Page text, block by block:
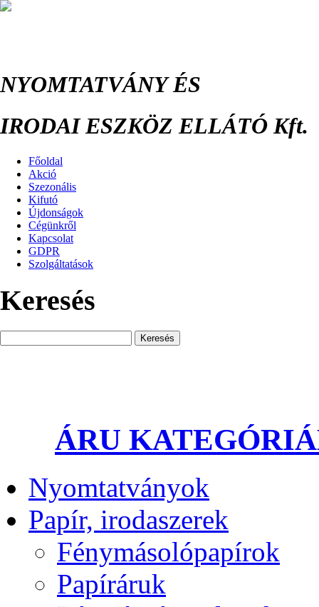
NYOMTATVÁNY ÉS
IRODAI ESZKÖZ ELLÁTÓ Kft.
Főoldal
Akció
Szezonális
Kifutó
Újdonságok
Cégünkről
Kapcsolat
GDPR
Szolgáltatások
Keresés
ÁRU
Nyomtatványok
Papír, irodaszerek
Fénymásolópapírok
Papíráruk